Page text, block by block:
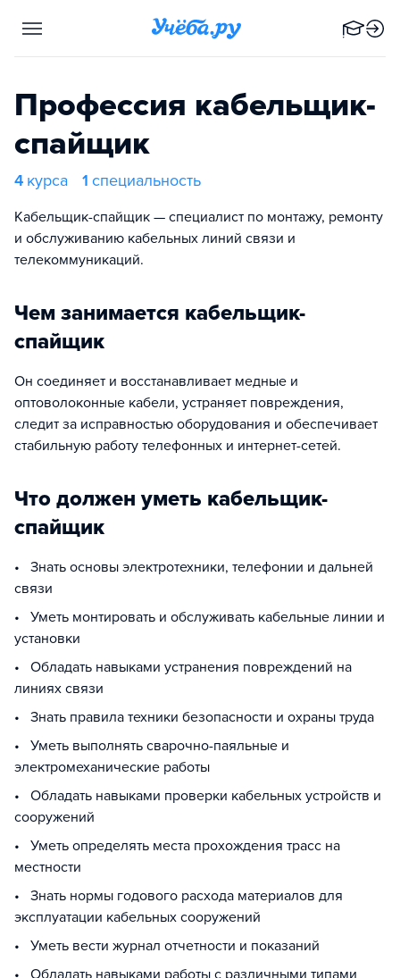
Профессия кабельщик-
спайщик
4 курса 1 специальность
Кабельщик-спайщик — специалист по монтажу, ремонту
и обслуживанию кабельных линий связи и
телекоммуникаций.
Чем занимается кабельщик-
спайщик
Он соединяет и восстанавливает медные и
оптоволоконные кабели, устраняет повреждения,
следит за исправностью оборудования и обеспечивает
стабильную работу телефонных и интернет-сетей.
Что должен уметь кабельщик-
спайщик
• Знать основы электротехники, телефонии и дальней
связи
• Уметь монтировать и обслуживать кабельные линии и
установки
• Обладать навыками устранения повреждений на
линиях связи
• Знать правила техники безопасности и охраны труда
• Уметь выполнять сварочно-паяльные и
электромеханические работы
• Обладать навыками проверки кабельных устройств и
сооружений
• Уметь определять места прохождения трасс на
местности
• Знать нормы годового расхода материалов для
эксплуатации кабельных сооружений
• Уметь вести журнал отчетности и показаний
• Обладать навыками работы с различными типами